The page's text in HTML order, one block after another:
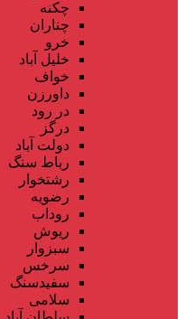
چکنه
چناران
خرو
خلیل آباد
خواف
داورزن
در رود
درگز
دولت آباد
رباط سنگ
رشتخوار
رضویه
روداب
ریوش
سبزوار
سرخس
سفیدسنگ
سلامی